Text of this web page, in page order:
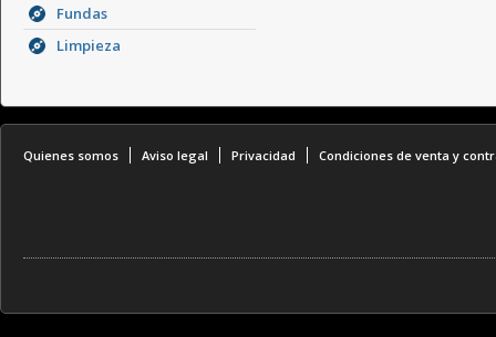
Fundas
Limpieza
Quienes somos Aviso legal Privacidad Condiciones de venta y